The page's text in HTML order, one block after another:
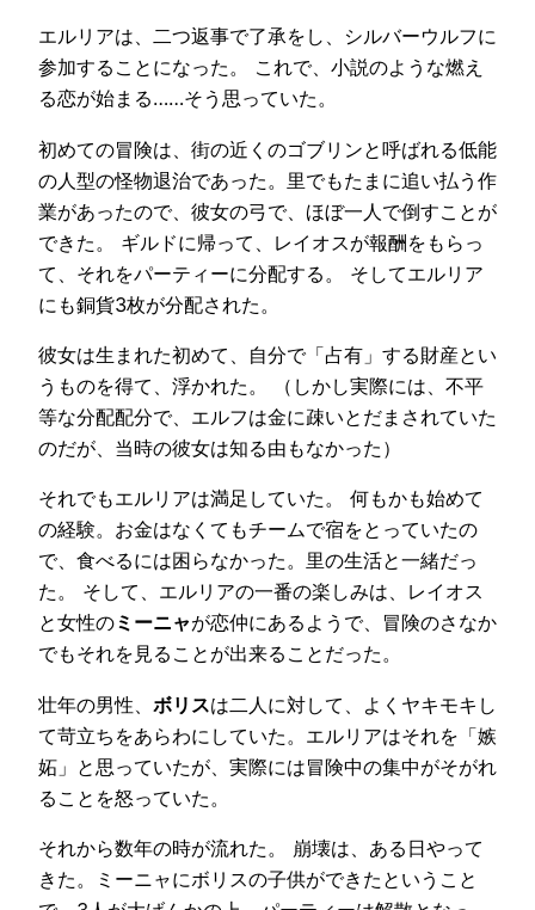
エルリアは、二つ返事で了承をし、シルバーウルフに
参加することになった。 これで、小説のような燃え
る恋が始まる……そう思っていた。
初めての冒険は、街の近くのゴブリンと呼ばれる低能
の人型の怪物退治であった。里でもたまに追い払う作
業があったので、彼女の弓で、ほぼ一人で倒すことが
できた。 ギルドに帰って、レイオスが報酬をもらっ
て、それをパーティーに分配する。 そしてエルリア
にも銅貨3枚が分配された。
彼女は生まれた初めて、自分で「占有」する財産とい
うものを得て、浮かれた。 （しかし実際には、不平
等な分配配分で、エルフは金に疎いとだまされていた
のだが、当時の彼女は知る由もなかった）
それでもエルリアは満足していた。 何もかも始めて
の経験。お金はなくてもチームで宿をとっていたの
で、食べるには困らなかった。里の生活と一緒だっ
た。 そして、エルリアの一番の楽しみは、レイオス
と女性のミーニャが恋仲にあるようで、冒険のさなか
でもそれを見ることが出来ることだった。
壮年の男性、 ボリスは二人に対して、よくヤキモキし
て苛立ちをあらわにしていた。エルリアはそれを「嫉
妬」と思っていたが、実際には冒険中の集中がそがれ
ることを怒っていた。
それから数年の時が流れた。 崩壊は、ある日やって
きた。ミーニャにボリスの子供ができたということ